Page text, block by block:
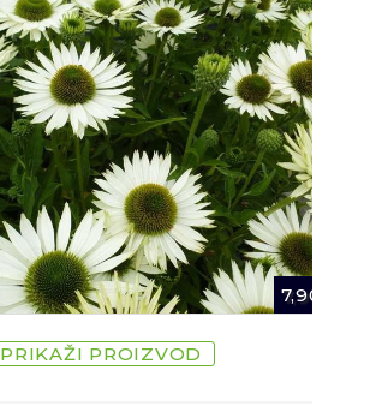
7,90
PRIKAŽI PROIZVOD